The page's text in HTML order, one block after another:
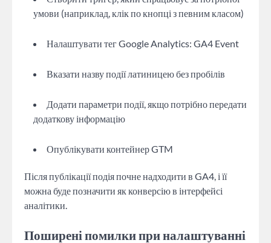
умови (наприклад, клік по кнопці з певним класом)
Налаштувати тег Google Analytics: GA4 Event
Вказати назву події латиницею без пробілів
Додати параметри події, якщо потрібно передати
додаткову інформацію
Опублікувати контейнер GTM
Після публікації подія почне надходити в GA4, і її
можна буде позначити як конверсію в інтерфейсі
аналітики.
Поширені помилки при налаштуванні